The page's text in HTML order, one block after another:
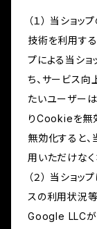
（１） 当ショ
技術を利用する
プによる当シ
ち、サービス
たいユーザー
りCookieを無
無効化すると
用いただけなく
（２） 当ショ
スの利用状況
Google LLCが